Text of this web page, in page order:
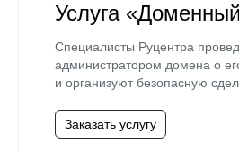
Услуга
Специалисты Руцентра
администратором домена о
и организуют безопасную
Заказать услугу